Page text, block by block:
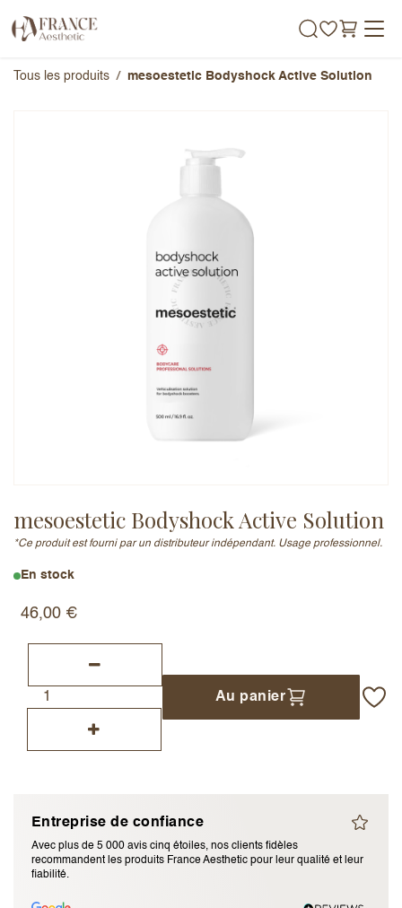
Tous les produits mesoestetic Bodyshock Active Solution
mesoestetic Bodyshock Active Solution
*Ce produit est fourni par un distributeur indépendant. Usage professionnel.
En stock
46,00 €
Au panier
Entreprise de confiance
Avec plus de 5 000 avis cinq étoiles, nos clients fidèles
recommandent les produits France Aesthetic pour leur qualité et leur
fiabilité.
mesoestetic Bodyshock Active
Ajouter un avis
J’accepte les termes et conditions